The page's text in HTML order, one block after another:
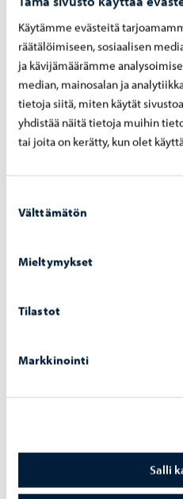
Käytämme evästeitä
räätälöimiseen, sosiaalisen
ja kävijämäärämme
median, mainosalan ja
tietoja siitä, miten käytät
yhdistää näitä tietoja muihin
tai joita on kerätty, kun olet
valinta
Välttämätön
Mieltymykset
Tilastot
Markkinointi
Salli
Asuminen ja ympäristö -
Kesän
töön
Por­voon to­ril­le
koh­taa­mis­paik­ka